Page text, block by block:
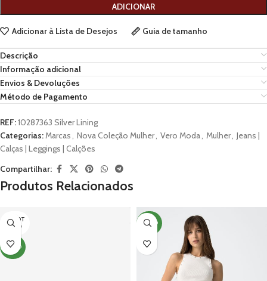
ADICIONAR
Adicionar à Lista de Desejos Guia de tamanho
Descrição
Informação adicional
Envios & Devoluções
Método de Pagamento
REF:10287363 Silver Lining
Categorias:Marcas, Nova Coleção Mulher, Vero Moda, Mulher, Jeans |
Calças | Leggings | Calções
Compartilhar:
Produtos Relacionados
ESGOT
ADO
NOVO
NOVO